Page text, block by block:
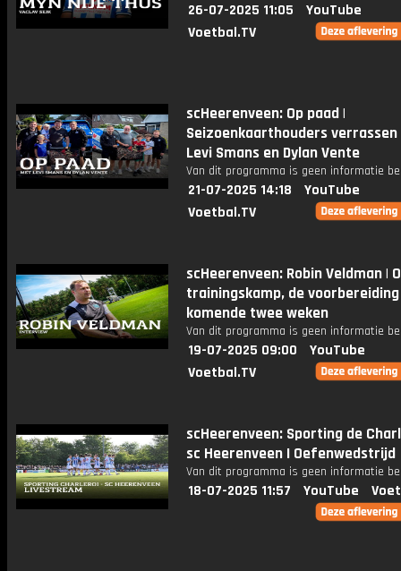
26-07-2025 11:05
YouTube
Voetbal.TV
scHeerenveen: Op paad |
Seizoenkaarthouders
Levi Smans en Dylan Vente
Van dit programma is geen informatie
21-07-2025 14:18
YouTube
Voetbal.TV
scHeerenveen: Robin Veldman |
trainingskamp, de
komende twee weken
Van dit programma is geen informatie
19-07-2025 09:00
YouTube
Voetbal.TV
scHeerenveen: Sporting de
sc Heerenveen I Oefenwedstrijd
Van dit programma is geen informatie
18-07-2025 11:57 YouTube